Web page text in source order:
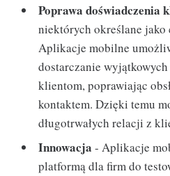
Poprawa doświadczenia
niektórych określane
Aplikacje mobilne
dostarczanie
klientom, poprawiając
kontaktem. Dzięki temu
długotrwałych relacji z
Innowacja - Aplikacje
platformą dla firm do